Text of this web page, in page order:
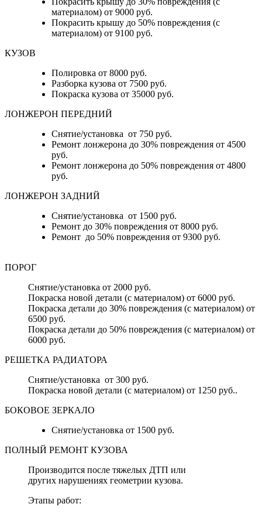
материалом) от 9000 руб.
Покрасить крышу до 50% повреждения (с
материалом) от 9100 руб.
КУЗОВ
Полировка от 8000 руб.
Разборка кузова от 7500 руб.
Покраска кузова от 35000 руб.
ЛОНЖЕРОН ПЕРЕДНИЙ
Снятие/установка от 750 руб.
Ремонт лонжерона до 30% повреждения от 4500
руб.
Ремонт лонжерона до 50% повреждения от 4800
руб.
ЛОНЖЕРОН ЗАДНИЙ
Снятие/установка от 1500 руб.
Ремонт до 30% повреждения от 8000 руб.
Ремонт до 50% повреждения от 9300 руб.
ПОРОГ
Снятие/установка от 2000 руб.
Покраска новой детали (с материалом) от 6000 руб.
Покраска детали до 30% повреждения (с материалом) от
6500 руб.
Покраска детали до 50% повреждения (с материалом) от
6000 руб.
РЕШЕТКА РАДИАТОРА
Снятие/установка от 300 руб.
Покраска новой детали (с материалом) от 1250 руб..
БОКОВОЕ ЗЕРКАЛО
Снятие/установка от 1500 руб.
ПОЛНЫЙ РЕМОНТ КУЗОВА
Производится после тяжелых ДТП или
других нарушениях геометрии кузова.
Этапы работ: